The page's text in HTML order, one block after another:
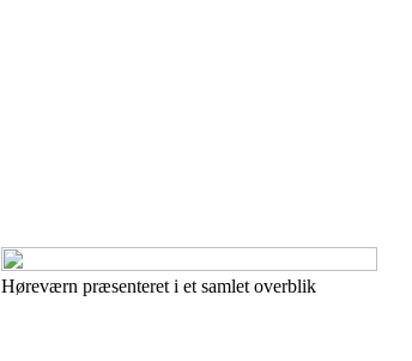
Høreværn præsenteret i et samlet overblik